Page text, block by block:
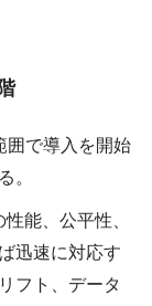
囲で導入を開始
。
能、公平性、
迅速に対応す
フト、データ